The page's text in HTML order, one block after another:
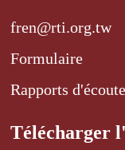
fren@rti.org.tw
Formulaire
Rapports
Télécharger